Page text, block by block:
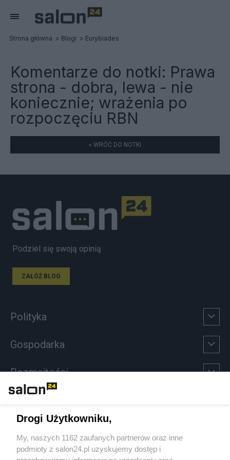
Strona główna Blogi Eurybiades
Komentarze do notki: Prawa
strona - dobra, lewa - nie
koniecznie; wrażenia po
rozpoczęciu RBN
« WRÓĆ DO NOTKI
Podziel się swoją opinią
ZAŁÓŻ BLOG
Polityka
Gospodarka
Rozmaitości
Sport
Społeczeństwo
Drogi Użytkowniku,
My, naszych 1162 zaufanych partnerów oraz inne
podmioty z salon24.pl uzyskujemy dostęp i